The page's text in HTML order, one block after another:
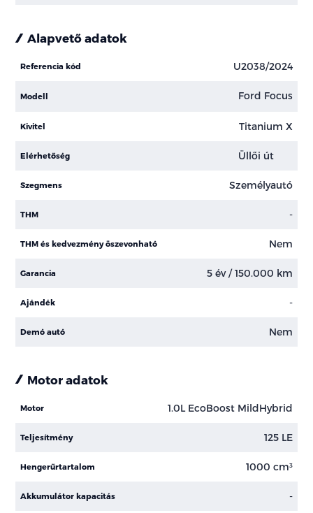
Alapvető adatok
Referencia kód U2038/2024
Modell Ford Focus
Kivitel Titanium X
Elérhetőség Üllői út
Szegmens Személyautó
THM -
THM és kedvezmény öszevonható Nem
Garancia 5 év / 150.000 km
Ajándék -
Demó autó Nem
Motor adatok
Motor 1.0L EcoBoost MildHybrid
Teljesítmény 125 LE
Hengerűrtartalom 1000 cm³
Akkumulátor kapacitás -